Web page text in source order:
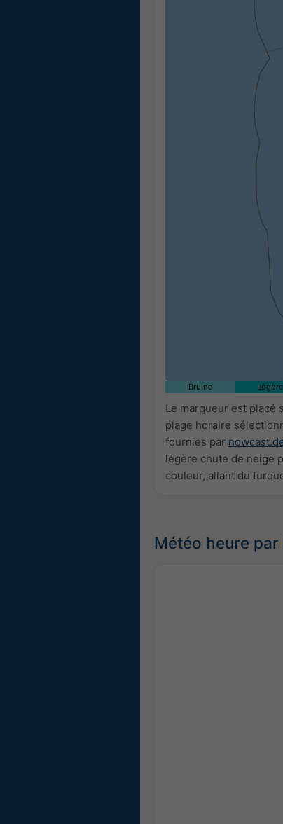
Bruine Légère
Le marqueur est placé
plage horaire
fournies par
légère chute de neige
couleur, allant du
Météo heure par